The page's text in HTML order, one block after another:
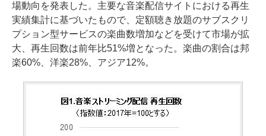
場動向を発表した。主要な音楽配信サイトにおける再生
実績集計に基づいたもので、定額聴き放題のサブスクリ
プション型サービスの楽曲数増加などを受けて市場が拡
大、再生回数は前年比51%増となった。楽曲の割合は邦
楽60%、洋楽28%、アジア12%。